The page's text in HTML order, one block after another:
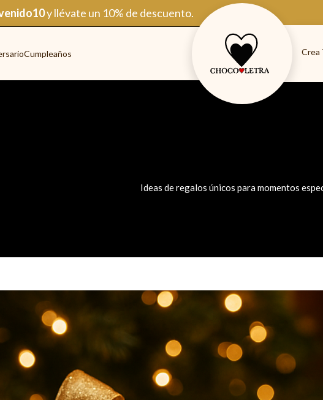
y llévate un 10% de descuento.
Cumpleaños Crea
Ideas de regalos únicos para momentos